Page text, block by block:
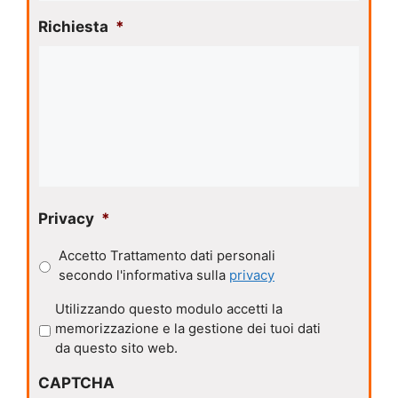
Richiesta *
Privacy *
Accetto Trattamento dati personali
secondo l'informativa sulla privacy
r
a
Utilizzando questo modulo accetti la
memorizzazione e la gestione dei tuoi dati
da questo sito web.
CAPTCHA